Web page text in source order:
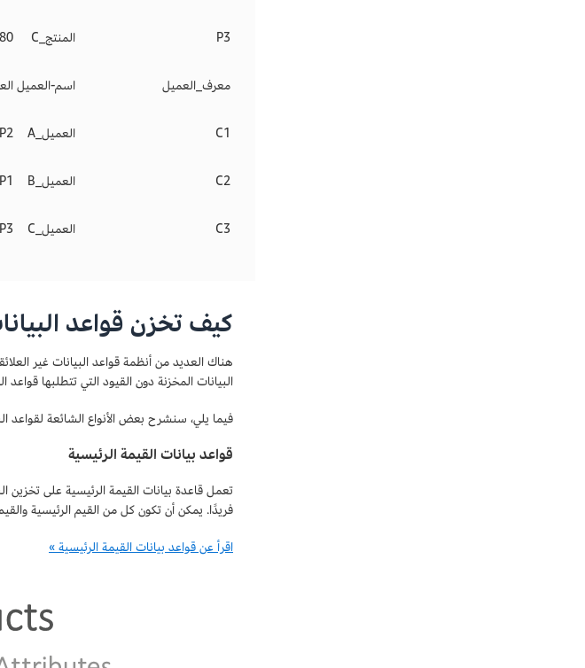
P3 المنتج_C 80 USD
معرف_العميل اسم-العميل
C1 العميل_A P2
C2 العميل_B P1
C3 العميل_C P3
كيف تخزن قواعد
هناك العديد من أنظمة قواعد البيانات غير
البيانات المخزنة دون القيود التي تتطلبها قواعد
فيما يلي، سنشرح بعض الأنواع الشائعة لقواعد
قواعد بيانات القيمة الرئيسية
تعمل قاعدة بيانات القيمة الرئيسية على
فريدًا. يمكن أن تكون كل من القيم الرئيسية
اقرأ عن قواعد بيانات القيمة الرئيسية »